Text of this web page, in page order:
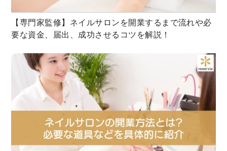
【専門家監修】ネイルサロンを開業するまで流れや必
要な資金、届出、成功させるコツを解説！